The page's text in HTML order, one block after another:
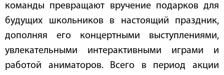
команды превращают вручение подарков для
будущих школьников в настоящий праздник,
дополняя его концертными выступлениями,
увлекательными интерактивными играми и
работой аниматоров. Всего в период акции